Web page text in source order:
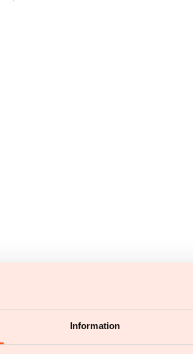
Information
en vægt på 150 kilogram og en endnu
tid lidt af svær overvægt.
slankekure. I 2014 var det
hvor en betydelig del af min mave blev